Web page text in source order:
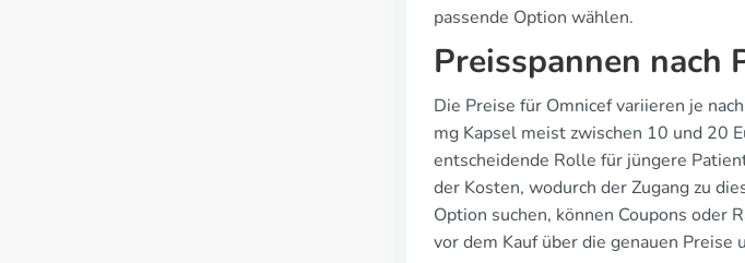
passende Option wählen.
Preisspannen nach
Die Preise für Omnicef variieren je
mg Kapsel meist zwischen 10 und 20
entscheidende Rolle für jüngere
der Kosten, wodurch der Zugang zu
Option suchen, können Coupons oder
vor dem Kauf über die genauen